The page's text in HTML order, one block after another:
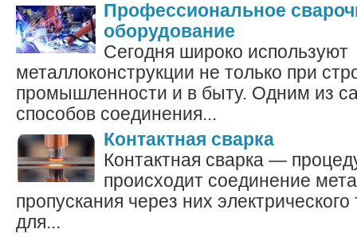
Профессиональное
оборудование
Сегодня широко используют
металлоконструкции не только при
промышленности и в быту. Одним из
способов соединения...
Контактная сварка
Контактная сварка —
происходит соединение
пропускания через них
для...